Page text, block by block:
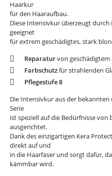
Haarkur
für den Haaraufbau.
Diese Intensivkur überzeugt
geeignet
für extrem geschädigtes, stark
Reparaturvon geschädigtem
Farbschutzfür strahlenden
Pflegestufe 8
Die Intensivkur aus der
Serie
ist speziell auf die Bedürfnisse
ausgerichtet.
Dank des einzigartigen Kera
direkt auf und
in die Haarfaser und sorgt dafür,
kämmbar wird.